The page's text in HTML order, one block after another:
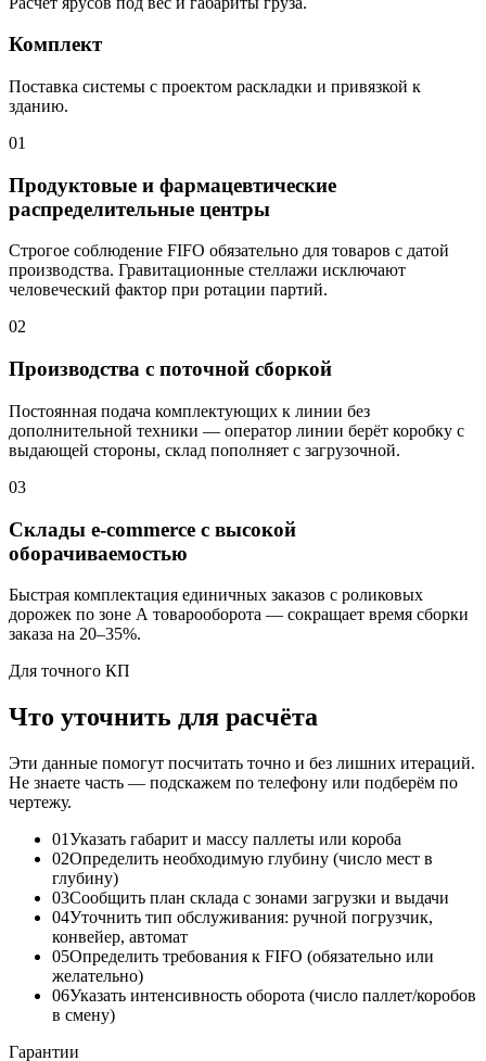
Комплект
Поставка системы с проектом раскладки и привязкой к
зданию.
01
Продуктовые и фармацевтические
распределительные центры
Строгое соблюдение FIFO обязательно для товаров с датой
производства. Гравитационные стеллажи исключают
человеческий фактор при ротации партий.
02
Производства с поточной сборкой
Постоянная подача комплектующих к линии без
дополнительной техники — оператор линии берёт коробку с
выдающей стороны, склад пополняет с загрузочной.
03
Склады e-commerce с высокой
оборачиваемостью
Быстрая комплектация единичных заказов с роликовых
дорожек по зоне А товарооборота — сокращает время сборки
заказа на 20–35%.
Для точного КП
Что уточнить для расчёта
Эти данные помогут посчитать точно и без лишних итераций.
Не знаете часть — подскажем по телефону или подберём по
чертежу.
01Указать габарит и массу паллеты или короба
02Определить необходимую глубину (число мест в
глубину)
03Сообщить план склада с зонами загрузки и выдачи
04Уточнить тип обслуживания: ручной погрузчик,
конвейер, автомат
05Определить требования к FIFO (обязательно или
желательно)
06Указать интенсивность оборота (число паллет/коробов
в смену)
Гарантии